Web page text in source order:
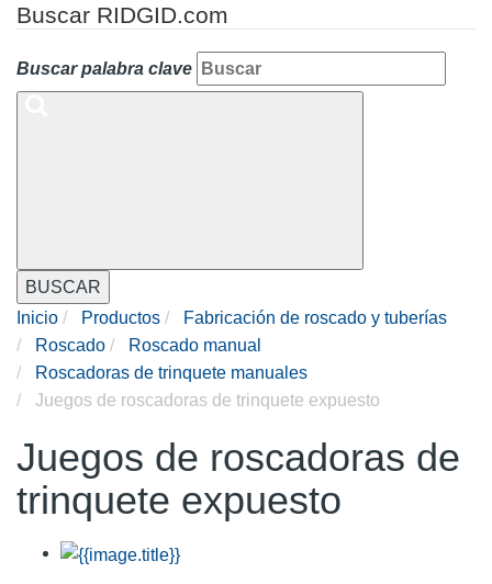
Buscar RIDGID.com
Buscar palabra clave
BUSCAR
Inicio
Productos
Fabricación de roscado y tuberías
Roscado
Roscado manual
Roscadoras de trinquete manuales
Juegos de roscadoras de trinquete expuesto
Juegos de roscadoras de
trinquete expuesto